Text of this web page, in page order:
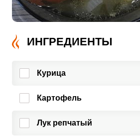
ИНГРЕДИЕНТЫ
Курица
Картофель
Лук репчатый